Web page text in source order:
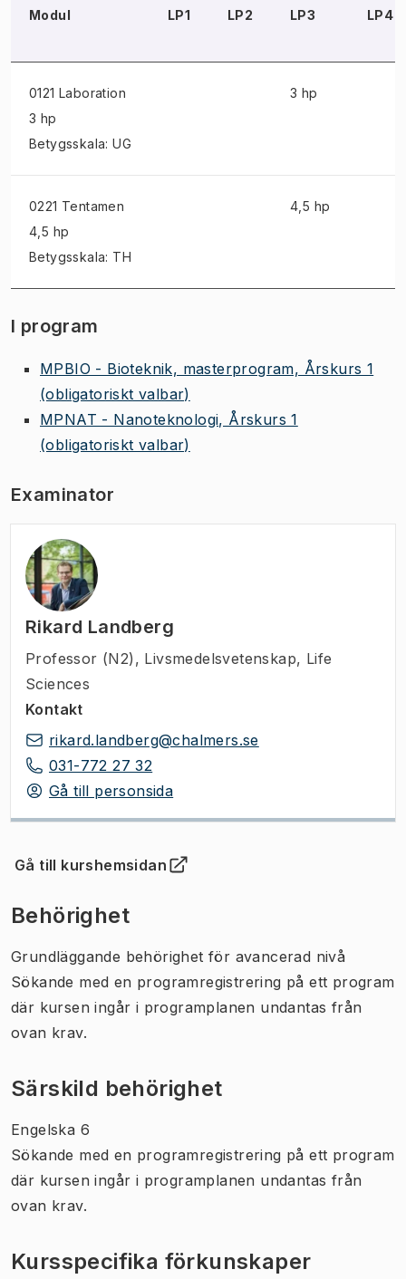
Modul LP1 LP2 LP3 LP4
0121 Laboration
3 hp
Betygsskala: UG
3 hp
0221 Tentamen
4,5 hp
Betygsskala: TH
4,5 hp
I program
MPBIO - Bioteknik, masterprogram, Årskurs 1
(obligatoriskt valbar)
MPNAT - Nanoteknologi, Årskurs 1
(obligatoriskt valbar)
Examinator
Rikard Landberg
Professor (N2) , Livsmedelsvetenskap, Life
Sciences
Kontakt
rikard.landberg@chalmers.se
031-772 27 32
Gå till personsida
Gå till kurshemsidan
(Öppnas i ny flik)
Behörighet
Grundläggande behörighet för avancerad nivå
Sökande med en programregistrering på ett program
där kursen ingår i programplanen undantas från
ovan krav.
Särskild behörighet
Engelska 6
Sökande med en programregistrering på ett program
där kursen ingår i programplanen undantas från
ovan krav.
Kursspecifika förkunskaper